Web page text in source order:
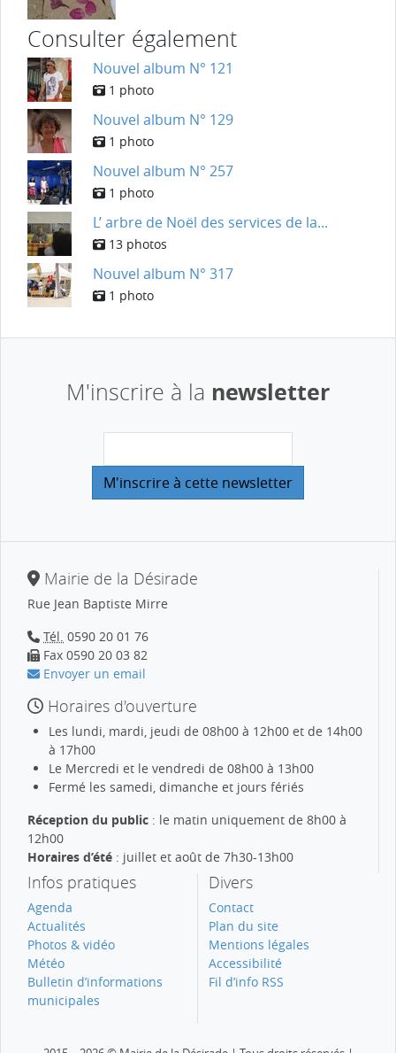
Consulter également
Nouvel album N° 121
1 photo
Nouvel album N° 129
1 photo
Nouvel album N° 257
1 photo
L’ arbre de Noël des services de la...
13 photos
Nouvel album N° 317
1 photo
M'inscrire à la newsletter
Mairie de la Désirade
Rue Jean Baptiste Mirre
Tél. 0590 20 01 76
Fax 0590 20 03 82
Envoyer un email
Horaires d'ouverture
Les lundi, mardi, jeudi de 08h00 à 12h00 et de 14h00
à 17h00
Le Mercredi et le vendredi de 08h00 à 13h00
Fermé les samedi, dimanche et jours fériés
Réception du public : le matin uniquement de 8h00 à
12h00
Horaires d’été : juillet et août de 7h30-13h00
Infos pratiques
Agenda
Actualités
Photos & vidéo
Météo
Bulletin d’informations
municipales
Divers
Contact
Plan du site
Mentions légales
Accessibilité
Fil d’info RSS